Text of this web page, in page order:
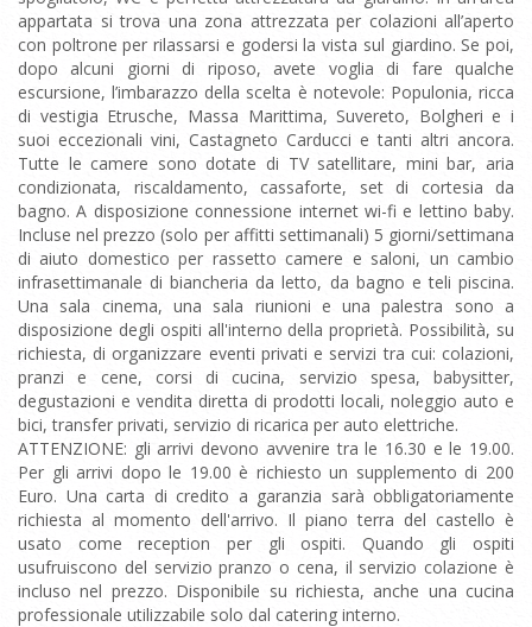
appartata si trova una zona attrezzata per colazioni all’aperto
con poltrone per rilassarsi e godersi la vista sul giardino. Se poi,
dopo alcuni giorni di riposo, avete voglia di fare qualche
escursione, l’imbarazzo della scelta è notevole: Populonia, ricca
di vestigia Etrusche, Massa Marittima, Suvereto, Bolgheri e i
suoi eccezionali vini, Castagneto Carducci e tanti altri ancora.
Tutte le camere sono dotate di TV satellitare, mini bar, aria
condizionata, riscaldamento, cassaforte, set di cortesia da
bagno. A disposizione connessione internet wi-fi e lettino baby.
Incluse nel prezzo (solo per affitti settimanali) 5 giorni/settimana
di aiuto domestico per rassetto camere e saloni, un cambio
infrasettimanale di biancheria da letto, da bagno e teli piscina.
Una sala cinema, una sala riunioni e una palestra sono a
disposizione degli ospiti all'interno della proprietà. Possibilità, su
richiesta, di organizzare eventi privati e servizi tra cui: colazioni,
pranzi e cene, corsi di cucina, servizio spesa, babysitter,
degustazioni e vendita diretta di prodotti locali, noleggio auto e
bici, transfer privati, servizio di ricarica per auto elettriche.
ATTENZIONE: gli arrivi devono avvenire tra le 16.30 e le 19.00.
Per gli arrivi dopo le 19.00 è richiesto un supplemento di 200
Euro. Una carta di credito a garanzia sarà obbligatoriamente
richiesta al momento dell'arrivo. Il piano terra del castello è
usato come reception per gli ospiti. Quando gli ospiti
usufruiscono del servizio pranzo o cena, il servizio colazione è
incluso nel prezzo. Disponibile su richiesta, anche una cucina
professionale utilizzabile solo dal catering interno.